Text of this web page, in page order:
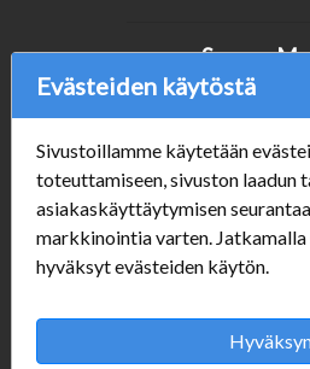
Tilaus- ja
Aukioloajat:
Seuraa
Evästeiden käytöstä
Sivustoillamme käytetään
toteuttamiseen, sivuston laadun
asiakaskäyttäytymisen
markkinointia varten.
hyväksyt evästeiden käytön.